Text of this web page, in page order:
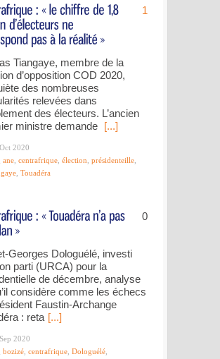
1
Tiangaye, membre de la
d’opposition COD 2020,
des nombreuses
relevées dans
des électeurs. L’ancien
ministre demande [...]
2020
ane centrafrique élection présidenteille
Touadéra
0
Georges Dologuélé, investi
parti (URCA) pour la
de décembre, analyse
considère comme les échecs
Faustin-Archange
: reta [...]
2020
bozizé centrafrique Dologuélé